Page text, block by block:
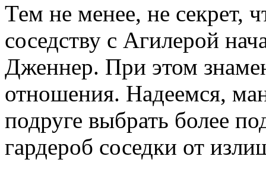
Тем не менее, не секрет,
соседству с Агилерой
Дженнер. При этом
отношения. Надеемся,
подруге выбрать более
гардероб соседки от